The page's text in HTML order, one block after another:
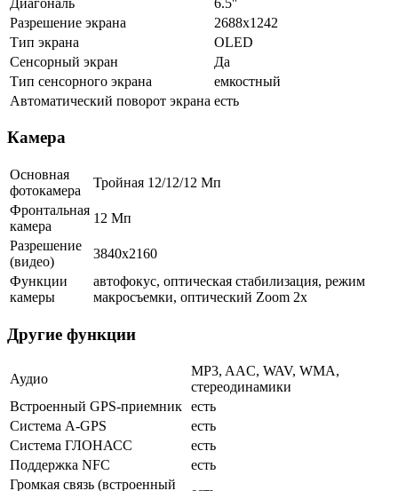
Разрешение экрана
2688x1242
Тип экрана
OLED
Сенсорный экран
Да
Тип сенсорного экрана
емкостный
Автоматический поворот экрана есть
Камера
Основная
фотокамера
Тройная 12/12/12 Мп
Фронтальная
камера
12 Мп
Разрешение
(видео)
3840x2160
Функции
камеры
автофокус, оптическая стабилизация, режим
макросъемки, оптический Zoom 2x
Другие функции
Аудио
MP3, AAC, WAV, WMA,
стереодинамики
Встроенный GPS-приемник есть
Cистема A-GPS
есть
Система ГЛОНАСС
есть
Поддержка NFC
есть
Громкая связь (встроенный